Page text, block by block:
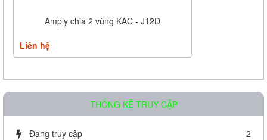
Amply chia 2 vùng KAC - J12D
Liên hệ
THỐNG KÊ TRUY CẬP
Đang truy cập
2